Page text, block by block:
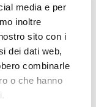
media e per
inoltre
sito con i
dei dati web,
combinarle
o che hanno